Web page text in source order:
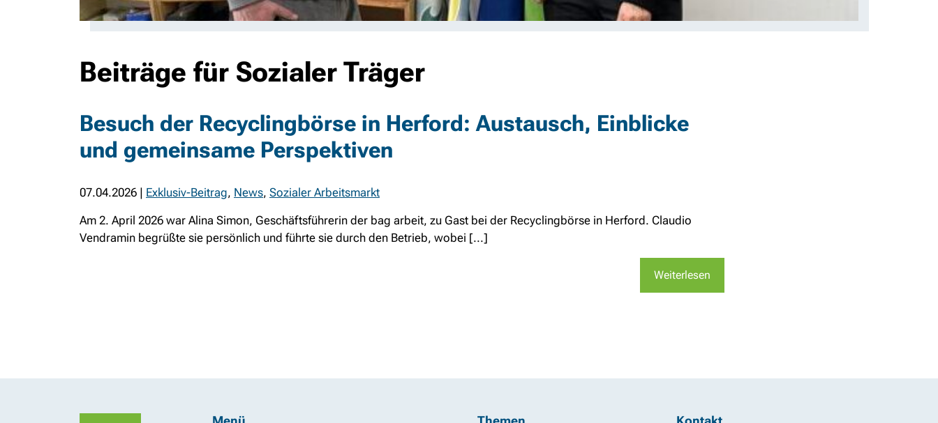
Beiträge für Sozialer Träger
Besuch der Recyclingbörse in Herford: Austausch, Einblicke
und gemeinsame Perspektiven
07.04.2026 | Exklusiv-Beitrag, News, Sozialer Arbeitsmarkt
Am 2. April 2026 war Alina Simon, Geschäftsführerin der bag arbeit, zu Gast bei der Recyclingbörse in Herford. Claudio
Vendramin begrüßte sie persönlich und führte sie durch den Betrieb, wobei [...]
Weiterlesen